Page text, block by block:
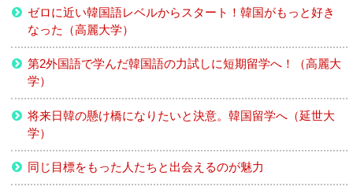
ゼロに近い韓国語レベルからスタート！韓国がもっと好き
なった（高麗大学）
第2外国語で学んだ韓国語の力試しに短期留学へ！（高麗大
学）
将来日韓の懸け橋になりたいと決意。韓国留学へ（延世大
学）
同じ目標をもった人たちと出会えるのが魅力